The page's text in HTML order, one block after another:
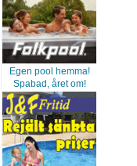
Egen pool hemma!
Spabad, året om!